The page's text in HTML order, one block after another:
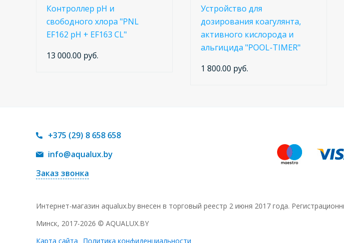
Контроллер рН и
свободного хлора "PNL
EF162 pH + EF163 CL"
13 000.00 руб.
Устройство для
дозирования коагулянта,
активного кислорода и
альгицида "POOL-TIMER"
1 800.00 руб.
+375 (29) 8 658 658
info@aqualux.by
Заказ звонка
Интернет-магазин aqualux.by внесен в торговый реестр 2 июня 2017 года.
Минск, 2017-2026 © AQUALUX.BY
Карта сайта
Политика конфиденциальности